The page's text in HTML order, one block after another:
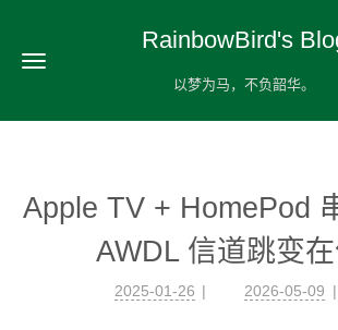
RainbowBird's
以梦为马，不负韶华。
Apple TV + HomePod
AWDL 信道跳变
2025-01-26 2026-05-09